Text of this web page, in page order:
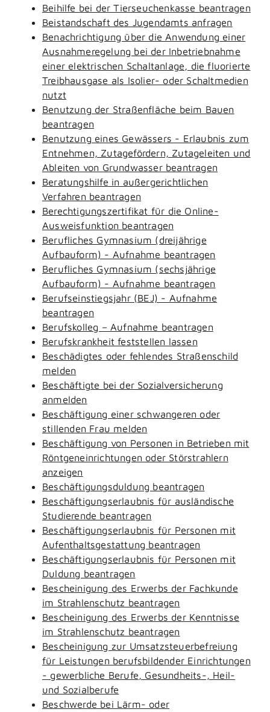
Beihilfe bei der Tierseuchenkasse beantragen
Beistandschaft des Jugendamts anfragen
Benachrichtigung über die Anwendung einer
Ausnahmeregelung bei der Inbetriebnahme
einer elektrischen Schaltanlage, die fluorierte
Treibhausgase als Isolier- oder Schaltmedien
nutzt
Benutzung der Straßenfläche beim Bauen
beantragen
Benutzung eines Gewässers - Erlaubnis zum
Entnehmen, Zutagefördern, Zutageleiten und
Ableiten von Grundwasser beantragen
Beratungshilfe in außergerichtlichen
Verfahren beantragen
Berechtigungszertifikat für die Online-
Ausweisfunktion beantragen
Berufliches Gymnasium (dreijährige
Aufbauform) - Aufnahme beantragen
Berufliches Gymnasium (sechsjährige
Aufbauform) - Aufnahme beantragen
Berufseinstiegsjahr (BEJ) - Aufnahme
beantragen
Berufskolleg – Aufnahme beantragen
Berufskrankheit feststellen lassen
Beschädigtes oder fehlendes Straßenschild
melden
Beschäftigte bei der Sozialversicherung
anmelden
Beschäftigung einer schwangeren oder
stillenden Frau melden
Beschäftigung von Personen in Betrieben mit
Röntgeneinrichtungen oder Störstrahlern
anzeigen
Beschäftigungsduldung beantragen
Beschäftigungserlaubnis für ausländische
Studierende beantragen
Beschäftigungserlaubnis für Personen mit
Aufenthaltsgestattung beantragen
Beschäftigungserlaubnis für Personen mit
Duldung beantragen
Bescheinigung des Erwerbs der Fachkunde
im Strahlenschutz beantragen
Bescheinigung des Erwerbs der Kenntnisse
im Strahlenschutz beantragen
Bescheinigung zur Umsatzsteuerbefreiung
für Leistungen berufsbildender Einrichtungen
- gewerbliche Berufe, Gesundheits-, Heil-
und Sozialberufe
Beschwerde bei Lärm- oder